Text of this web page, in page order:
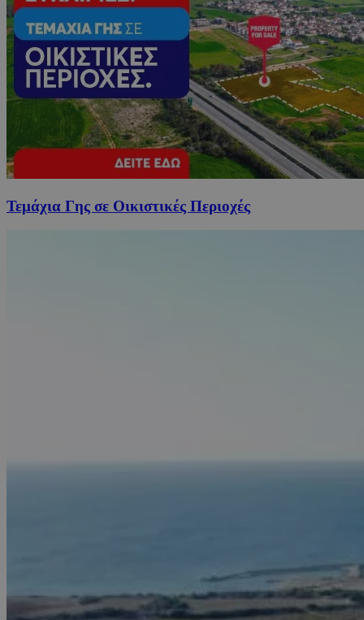
Τεμάχια Γης σε Οικιστικές Περιοχές